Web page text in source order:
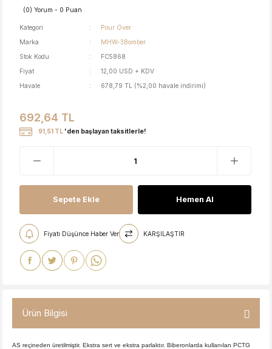
(0) Yorum - 0 Puan
Kategori
Pour Over
Marka
MHW-3Bomber
Stok Kodu
FC5868
Fiyat
12,00 USD + KDV
Havale
678,79 TL (%2,00 havale indirimi)
692,64 TL
91,51 TL 'den başlayan taksitlerle!
Sepete Ekle Hemen Al
Fiyatı Düşünce Haber Ver KARŞILAŞTIR
Ürün Bilgisi
AS reçineden üretilmiştir. Ekstra sert ve ekstra parlaktır. Biberonlarda kullanılan PCTG